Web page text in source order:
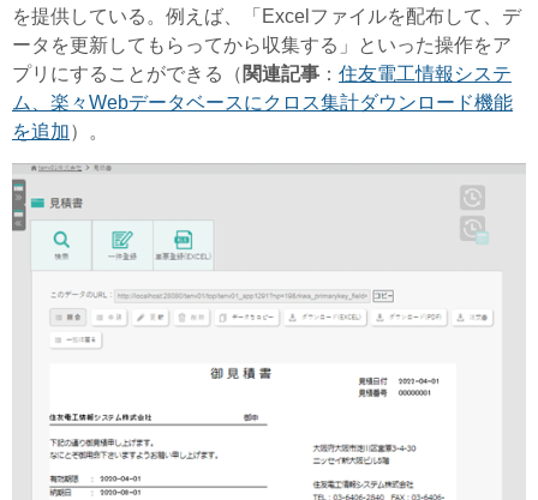
を提供している。例えば、「Excelファイルを配布して、デ
ータを更新してもらってから収集する」といった操作をア
プリにすることができる
（ 関連記事 ： 住友電工情報システ
ム、楽々Webデータベースにクロス集計ダウンロード機能
を追加）。